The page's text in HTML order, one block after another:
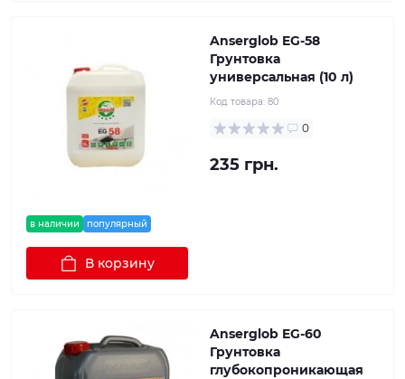
в наличии популярный
Anserglob EG-58
Грунтовка
универсальная (10 л)
Код товара: 80
0
235 грн.
В корзину
Anserglob EG-60
Грунтовка
глубокопроникающая